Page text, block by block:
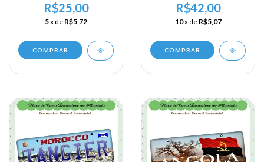
Viagem a Africa Oriental -
Ruanda - Rwanda
R$25,00
5x de R$5,72
COMPRAR
Viagem a Africa - Cape
Town
R$42,00
10x de R$5,07
COMPRAR